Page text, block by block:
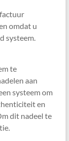
omdat u
systeem.
te
aan
systeem om
en
dit nadeel te